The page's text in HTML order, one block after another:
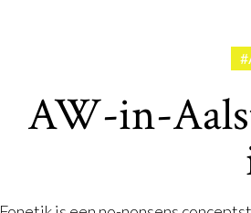
AW-in-